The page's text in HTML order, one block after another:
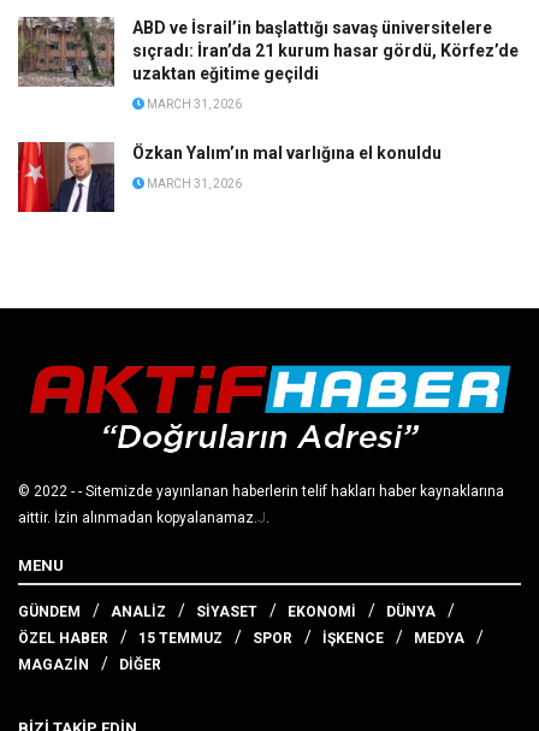
ABD ve İsrail’in başlattığı savaş üniversitelere
sıçradı: İran’da 21 kurum hasar gördü, Körfez’de
uzaktan eğitime geçildi
MARCH 31, 2026
Özkan Yalım’ın mal varlığına el konuldu
MARCH 31, 2026
© 2022 - - Sitemizde yayınlanan haberlerin telif hakları haber kaynaklarına
aittir. İzin alınmadan kopyalanamaz. J
MENU
GÜNDEM ANALİZ SİYASET EKONOMİ
DÜNYA
ÖZEL HABER
15 TEMMUZ SPOR İŞKENCE
MEDYA
MAGAZİN
DİĞER